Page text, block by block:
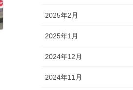
2025年2月
2025年1月
2024年12月
2024年11月